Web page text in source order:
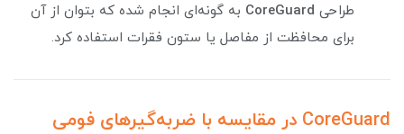
طراحی CoreGuard به گونه‌ای انجام شده که بتوان از آن
برای محافظت از مفاصل یا ستون فقرات استفاده کرد.
CoreGuard در مقایسه با ضربه‌گیرهای فومی